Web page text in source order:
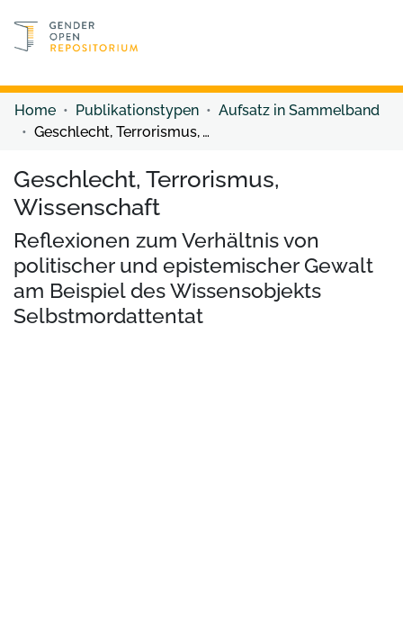
Discover content
Home Publikationstypen
Aufsatz in Sammelband
Geschlecht, Terrorismus, Wissenschaft
Geschlecht, Terrorismus,
Wissenschaft
Reflexionen zum Verhältnis von
politischer und epistemischer Gewalt
am Beispiel des Wissensobjekts
Selbstmordattentat